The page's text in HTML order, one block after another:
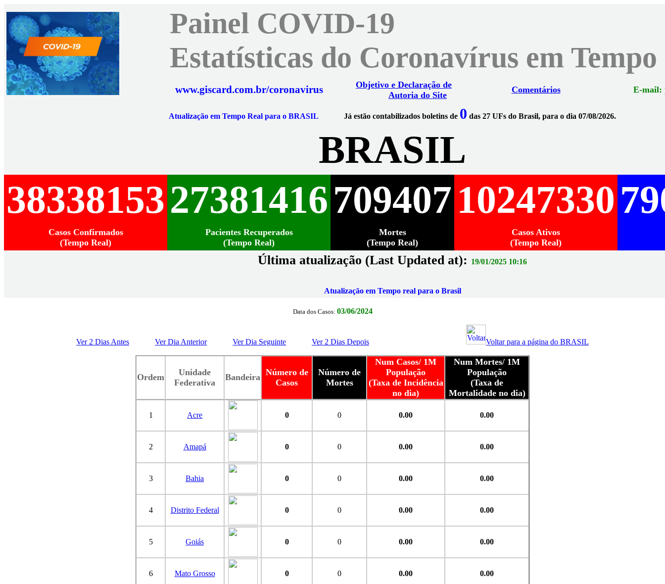
Painel COVID-19
Estatísticas do Coronavírus em Tempo
www.giscard.com.br/coronavirus
Objetivo e Declaração de
Autoria do Site
Comentários E-mail:
Atualização em Tempo Real para o BRASIL Já estão contabilizados boletins de 0 das 27 UFs do Brasil, para o dia 07/08/2026.
BRASIL
3833815327381416709407 10247330
Casos Confirmados
(Tempo Real)
Pacientes Recuperados
(Tempo Real)
Mortes
(Tempo Real)
Casos Ativos
(Tempo Real)
Última atualização (Last Updated at): 19/01/2025 10:16
Atualização em Tempo real para o Brasil
Data dos Casos: 03/06/2024
Ver 2 Dias Antes Ver Dia Anterior Ver Dia Seguinte Ver 2 Dias Depois Voltar para a página do BRASIL
Ordem
Unidade
Federativa
Bandeira Número de
Casos
Número de
Mortes
Num Casos/ 1M
População
(Taxa de Incidência
no dia)
Num Mortes/ 1M
População
(Taxa de
Mortalidade no dia)
1 Acre 0 0 0.00 0.00
2 Amapá 0 0 0.00 0.00
3 Bahia 0 0 0.00 0.00
4 Distrito Federal 0 0 0.00 0.00
5 Goiás 0 0 0.00 0.00
6 Mato Grosso 0 0 0.00 0.00